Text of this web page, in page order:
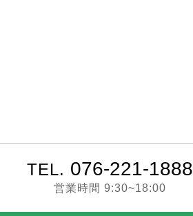
TEL. 076-221-1888
営業時間 9:30~18:00